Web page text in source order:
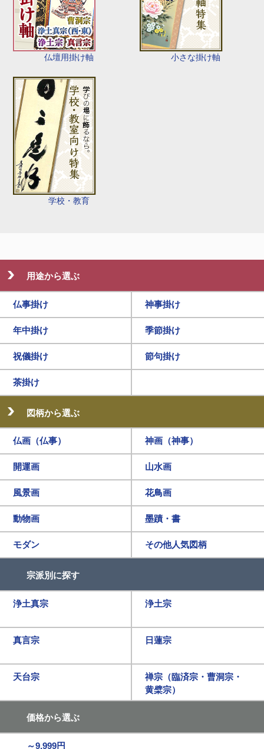
仏壇用掛け軸 小さな掛け軸
学校・教育
用途から選ぶ
仏事掛け 神事掛け
年中掛け 季節掛け
祝儀掛け 節句掛け
茶掛け
図柄から選ぶ
仏画（仏事） 神画（神事）
開運画 山水画
風景画 花鳥画
動物画 墨蹟・書
モダン その他人気図柄
宗派別に探す
浄土真宗 浄土宗
真言宗 日蓮宗
天台宗
禅宗（臨済宗・曹洞宗・
黄檗宗）
価格から選ぶ
～9,999円